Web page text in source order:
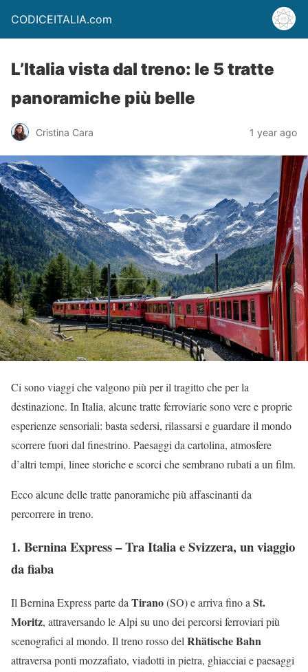
CODICEITALIA.com
L’Italia vista dal treno: le 5 tratte
panoramiche più belle
Cristina Cara 1 year ago
Ci sono viaggi che valgono più per il tragitto che per la
destinazione. In Italia, alcune tratte ferroviarie sono vere e proprie
esperienze sensoriali: basta sedersi, rilassarsi e guardare il mondo
scorrere fuori dal finestrino. Paesaggi da cartolina, atmosfere
d’altri tempi, linee storiche e scorci che sembrano rubati a un film.
Ecco alcune delle tratte panoramiche più affascinanti da
percorrere in treno.
1. Bernina Express – Tra Italia e Svizzera, un viaggio
da fiaba
Il Bernina Express parte da Tirano(SO) e arriva fino a St.
Moritz, attraversando le Alpi su uno dei percorsi ferroviari più
scenografici al mondo. Il treno rosso del Rhätische Bahn
attraversa ponti mozzafiato, viadotti in pietra, ghiacciai e paesaggi